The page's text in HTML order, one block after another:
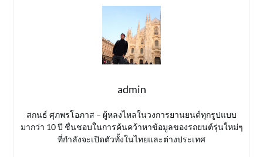
admin
สกนธ์ ศุภพรโอภาส – ผู้หลงไหลในวงการยานยนต์ทุกรูปแบบ
มากว่า 10 ปี ชื่นชอบในการค้นคว้าหาข้อมูลของรถยนต์รุ่นใหม่ๆ
ที่กำลังจะเปิดตัวทั้งในไทยและต่างประเทศ